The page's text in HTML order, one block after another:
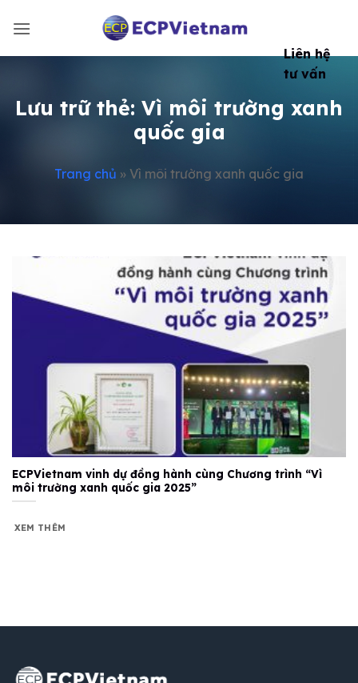
qua
Liên hệ
tư vấn
Lưu trữ thẻ: Vì môi trường xanh
quốc gia
Trang chủ » Vì môi trường xanh quốc gia
ECPVietnam vinh dự đồng hành cùng Chương trình “Vì
môi trường xanh quốc gia 2025”
XEM THÊM